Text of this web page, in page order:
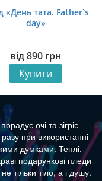
«День тата. Father`s
day»
від890 грн
Купити
очі та зігріє
при використанні
думками. Теплі,
подарункові пледи
тільки тіло, а і душу.